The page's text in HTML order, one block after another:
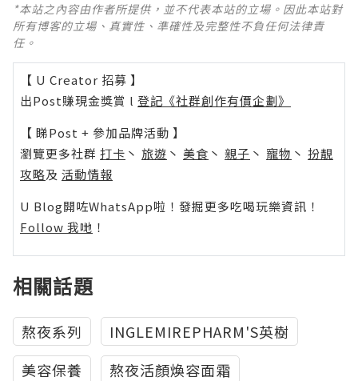
*本站之內容由作者所提供，並不代表本站的立場。因此本站對
所有博客的立場、真實性、準確性及完整性不負任何法律責
任。
【 U Creator 招募 】
出Post賺現金獎賞 l 登記《社群創作有價企劃》
【 睇Post + 參加品牌活動 】
瀏覽更多社群 打卡 丶 旅遊 丶 美食 丶 親子 丶 寵物 丶 扮靚
攻略及 活動情報
U Blog開咗WhatsApp啦！發掘更多吃喝玩樂資訊！
Follow 我哋 ！
相關話題
熬夜系列
INGLEMIREPHARM'S英樹
美容保養
熬夜活顏煥容面霜